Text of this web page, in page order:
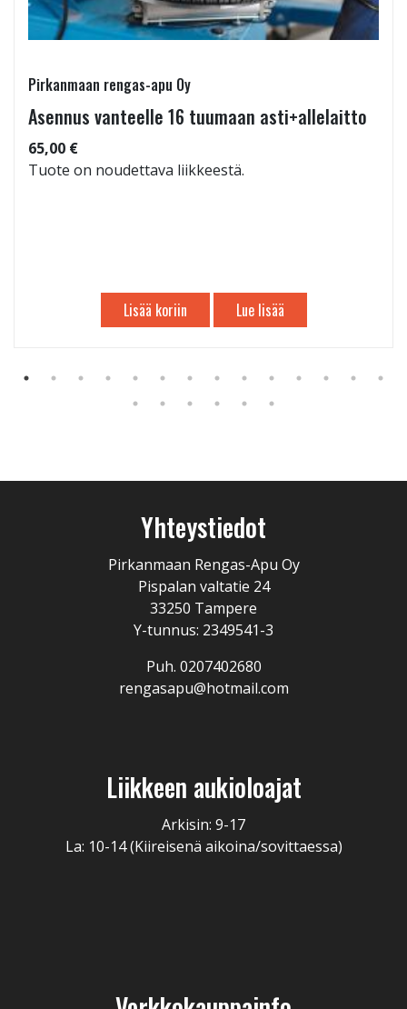
Pirkanmaan rengas-apu Oy
Asennus vanteelle 16 tuumaan asti+allelaitto
65,00 €
Tuote on noudettava liikkeestä.
Lisää koriin Lue lisää
Yhteystiedot
Pirkanmaan Rengas-Apu Oy
Pispalan valtatie 24
33250 Tampere
Y-tunnus: 2349541-3
Puh. 0207402680
rengasapu@hotmail.com
Liikkeen aukioloajat
Arkisin: 9-17
La: 10-14 (Kiireisenä aikoina/sovittaessa)